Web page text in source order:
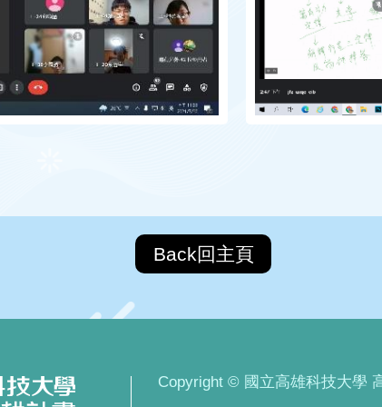
Back回主頁
Copyright © 國立高雄科技大學